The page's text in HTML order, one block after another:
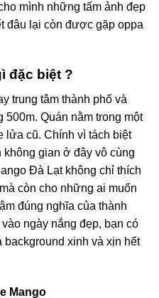
mình những tấm ảnh đẹp
đâu lại còn được gặp oppa
đặc biệt ?
trung tâm thành phố và
Quán nằm trong một
lửa cũ. Chính vì tách biệt
không gian ở đây vô cùng
Đà Lạt không chỉ thích
còn cho những ai muốn
đúng nghĩa của thành
ngày nắng đẹp, bạn có
xinh và xịn hết
Mango